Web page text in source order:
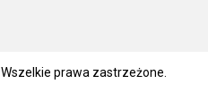
. Wszelkie prawa zastrzeżone.